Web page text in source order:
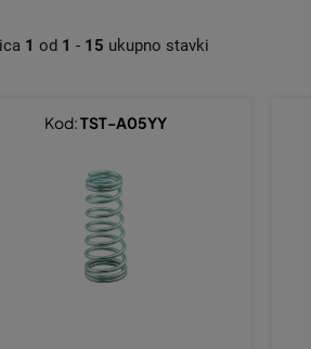
1 od 1 - 15 ukupno stavki
Kod:TST-A05YY